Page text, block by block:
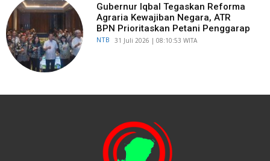
Gubernur Iqbal Tegaskan Reforma
Agraria Kewajiban Negara, ATR
BPN Prioritaskan Petani Penggarap
NTB ​31 Juli 2026 | 08:10:53 WITA